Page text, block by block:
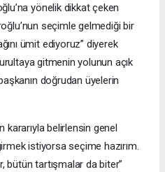
yönelik dikkat çeken
seçimle gelmediği bir
ümit ediyoruz” diyerek
gitmenin yolunun açık
doğrudan üyelerin
kararıyla belirlensin genel
istiyorsa seçime hazırım.
bütün tartışmalar da biter”